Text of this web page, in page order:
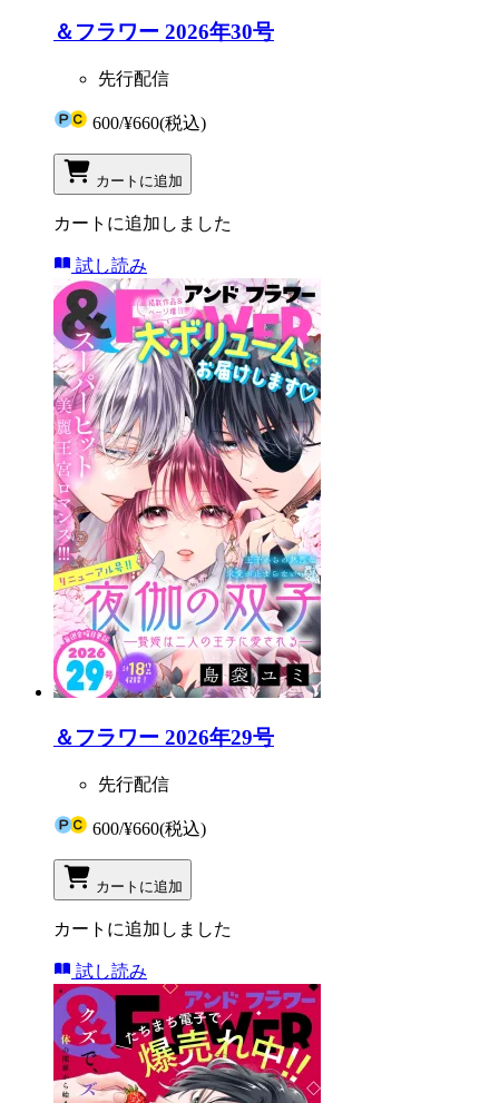
＆フラワー 2026年30号
先行配信
600/¥660(税込)
カートに追加
カートに追加しました
試し読み
＆フラワー 2026年29号
先行配信
600/¥660(税込)
カートに追加
カートに追加しました
試し読み